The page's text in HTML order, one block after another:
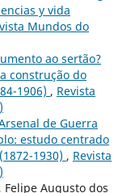
y vida
Mundos do
ao sertão?
construção do
1906) , Revista
de Guerra
estudo centrado
1930) , Revista
Felipe Augusto dos